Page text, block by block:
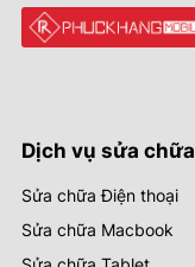
Dịch vụ sửa chữa
Sửa chữa Điện thoại
Sửa chữa Macbook